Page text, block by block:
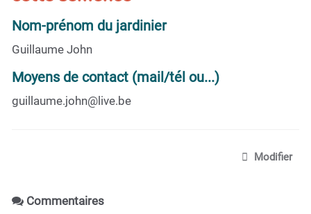
Nom-prénom du jardinier
Guillaume John
Moyens de contact (mail/tél ou...)
guillaume.john@live.be
Modifier
Commentaires